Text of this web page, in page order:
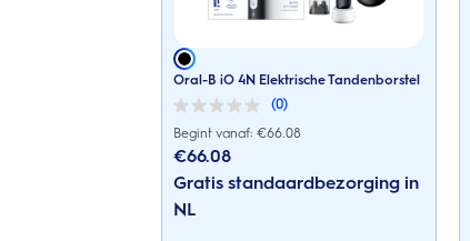
Oral-B iO 4N Elektrische Tandenborstel
(0)
0.0
van
5
sterren.
Begint vanaf: €66.08
€66.08
Gratis standaardbezorging in
NL